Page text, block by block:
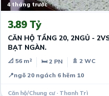
4 tháng trước
3.89 Tỷ
CĂN HỘ TẦNG 20, 2NGỦ -
BẠT NGÀN.
📐 56 m² 🛏 2 PN
🚿 2 WC
📍ngõ 20 ngách 6 hẽm 10
Căn hộ/Chung cư · Thanh Trì